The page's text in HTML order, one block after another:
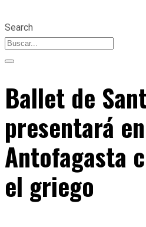
Search
Ballet de
presentará en
Antofagasta
el griego